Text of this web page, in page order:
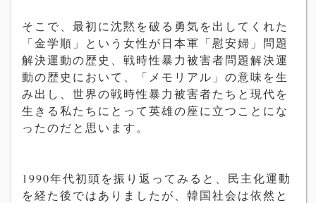
そこで、最初に沈黙を破る勇気を出してくれた
「金学順」という女性が日本軍「慰安婦」問題
解決運動の歴史、戦時性暴力被害者問題解決運
動の歴史において、「メモリアル」の意味を生
み出し、世界の戦時性暴力被害者たちと現代を
生きる私たちにとって英雄の座に立つことにな
ったのだと思います。
1990年代初頭を振り返ってみると、民主化運動
を経た後ではありましたが、韓国社会は依然と